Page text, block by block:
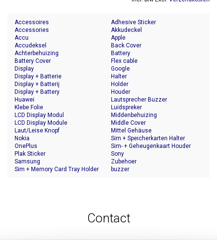
Accessoires
Accessories
Accu
Accudeksel
Achterbehuizing
Adhesive Sticker
Akkudeckel
Apple
Back Cover
Battery
Battery Cover
Display
Display + Batterie
Display + Batterij
Display + Battery
Flex cable
Google
Halter
Holder
Houder
Huawei
Klebe Folie
LCD Display Modul
LCD Display Module
Laut/Leise Knopf
Lautsprecher Buzzer
Luidspreker
Middenbehuizing
Middle Cover
Mittel Gehäuse
Nokia
OnePlus
Plak Sticker
Samsung
Sim + Memory Card Tray Holder
Sim + Speicherkarten Halter
Sim- + Geheugenkaart Houder
Sony
Zubehoer
buzzer
Contact